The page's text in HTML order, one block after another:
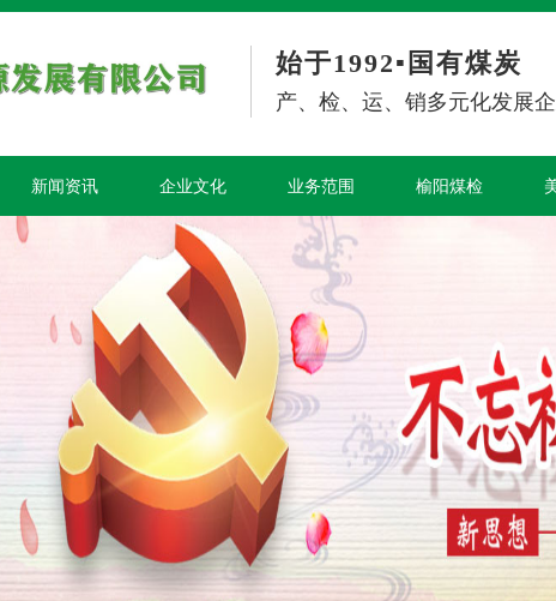
始于1992▪国有煤炭
产、检、运、销多元化发展
新闻资讯 企业文化 业务范围 榆阳煤检